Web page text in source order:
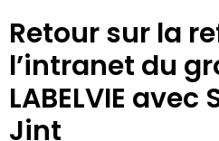
Retour sur la
l’intranet du
LABELVIE
Jint